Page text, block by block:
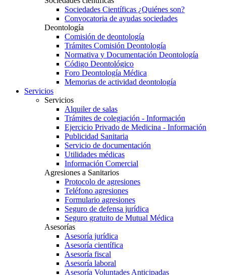
Sociedades Científicas ¿Quiénes son?
Convocatoria de ayudas sociedades
Deontología
Comisión de deontología
Trámites Comisión Deontología
Normativa y Documentación Deontología
Código Deontológico
Foro Deontología Médica
Memorias de actividad deontología
Servicios
Servicios
Alquiler de salas
Trámites de colegiación - Información
Ejercicio Privado de Medicina - Información
Publicidad Sanitaria
Servicio de documentación
Utilidades médicas
Información Comercial
Agresiones a Sanitarios
Protocolo de agresiones
Teléfono agresiones
Formulario agresiones
Seguro de defensa jurídica
Seguro gratuito de Mutual Médica
Asesorías
Asesoría jurídica
Asesoría científica
Asesoría fiscal
Asesoría laboral
Asesoría Voluntades Anticipadas